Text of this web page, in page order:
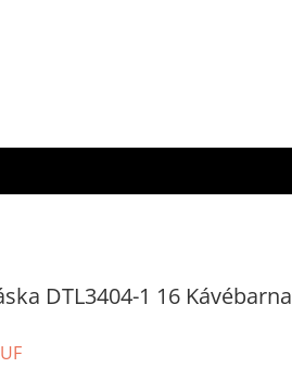
DTL3404-1 16 Kávébarna